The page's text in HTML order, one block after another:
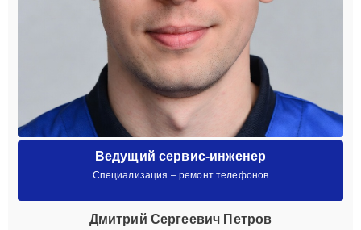
Ведущий сервис-инженер
Специализация – ремонт телефонов
Дмитрий Сергеевич Петров